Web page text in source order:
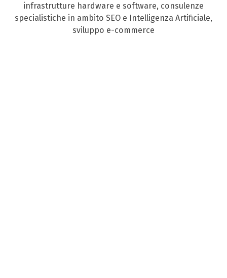
infrastrutture hardware e software, consulenze
specialistiche in ambito SEO e Intelligenza Artificiale,
sviluppo e-commerce